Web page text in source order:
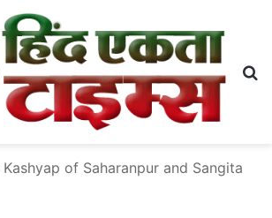
Kashyap of Saharanpur and Sangita